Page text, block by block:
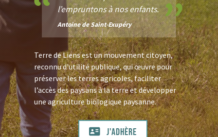
l’empruntons à nos enfants.
Antoine de Saint-Exupéry
Terre de Liens est un mouvement citoyen,
reconnu d'utilité publique, qui œuvre pour
préserver les terres agricoles, faciliter
l’accès des paysans à la terre et développer
une agriculture biologique paysanne.
J'adhère